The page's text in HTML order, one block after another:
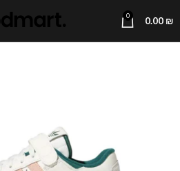
0 0.00 ₪